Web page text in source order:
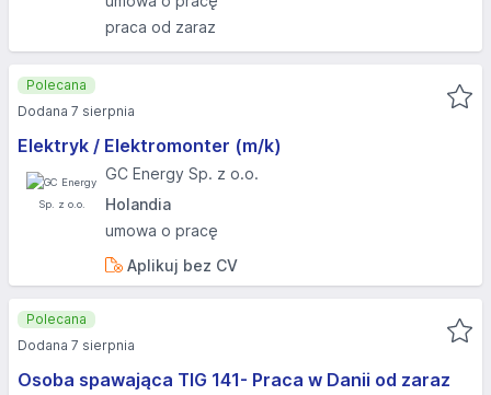
praca od zaraz
Elektryk / Elektromonter (m/k)
GC Energy Sp. z o.o.
Holandia
umowa o pracę
Aplikuj bez CV
Polecana
Dodana 7 sierpnia
Osoba spawająca TIG 141- Praca w Danii od zaraz
Polecana
Dodana 7 sierpnia